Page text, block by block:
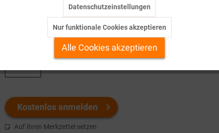
seitdem als ,,die grundle...
Welchen Download brauchen Sie?
Kostenlos anmelden
Auf Ihren Merkzettel setzen
Personalisierung Inaktiv
Service
Datenschutzeinstellungen
Nur funktionale Cookies akzeptieren
Alle Cookies akzeptieren